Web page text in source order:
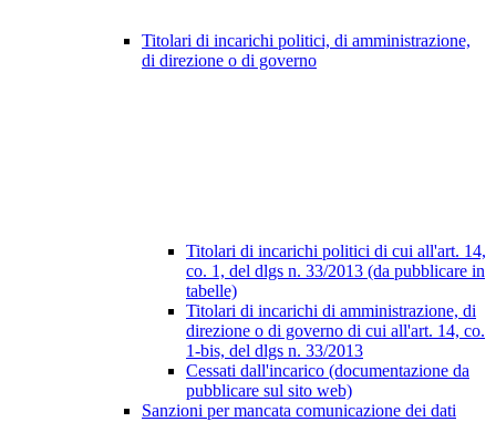
Titolari di incarichi politici, di amministrazione,
di direzione o di governo
Titolari di incarichi politici di cui all'art. 14,
co. 1, del dlgs n. 33/2013 (da pubblicare in
tabelle)
Titolari di incarichi di amministrazione, di
direzione o di governo di cui all'art. 14, co.
1-bis, del dlgs n. 33/2013
Cessati dall'incarico (documentazione da
pubblicare sul sito web)
Sanzioni per mancata comunicazione dei dati